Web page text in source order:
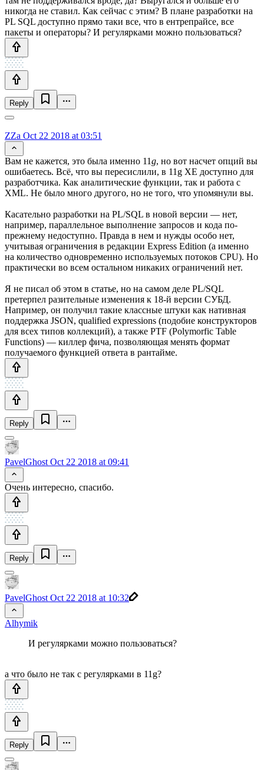
никогда не ставил. Как сейчас с этим? В плане разработки на
PL SQL доступно прямо таки все, что в ентрепрайсе, все
пакеты и операторы? И регулярками можно пользоваться?
Reply
ZZa Oct 22 2018 at 03:51
Вам не кажется, это была именно 11g, но вот насчет опций вы
ошибаетесь. Всё, что вы пересислили, в 11g XE доступно для
разработчика. Как аналитические функции, так и работа с
XML. Не было много другого, но не того, что упомянули вы.
Касательно разработки на PL/SQL в новой версии — нет,
например, параллельное выполнение запросов и кода по-
прежнему недоступно. Правда в нем и нужды особо нет,
учитывая ограничения в редакции Express Edition (а именно
на количество одновременно используемых потоков CPU). Но
практически во всем остальном никаких ограничений нет.
Я не писал об этом в статье, но на самом деле PL/SQL
претерпел разительные изменения к 18-й версии СУБД.
Например, он получил такие классные штуки как нативная
поддержка JSON, qualified expressions (подобие конструкторов
для всех типов коллекций), а также PTF (Polymorfic Table
Functions) — киллер фича, позволяющая менять формат
получаемого функцией ответа в рантайме.
Reply
PavelGhost Oct 22 2018 at 09:41
Очень интересно, спасибо.
Reply
PavelGhost Oct 22 2018 at 10:32
Alhymik
И регулярками можно пользоваться?
а что было не так с регулярками в 11g?
Reply